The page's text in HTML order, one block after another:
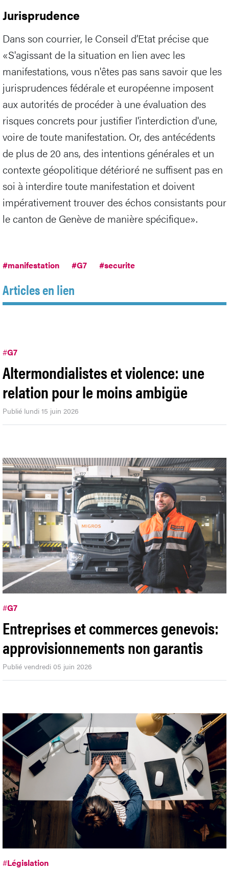
Jurisprudence
Dans son courrier, le Conseil d’Etat précise que
«S'agissant de la situation en lien avec les
manifestations, vous n'êtes pas sans savoir que les
jurisprudences fédérale et européenne imposent
aux autorités de procéder à une évaluation des
risques concrets pour justifier I'interdiction d'une,
voire de toute manifestation. Or, des antécédents
de plus de 20 ans, des intentions générales et un
contexte géopolitique détérioré ne suffisent pas en
soi à interdire toute manifestation et doivent
impérativement trouver des échos consistants pour
le canton de Genève de manière spécifique».
#manifestation #G7 #securite
Articles en lien
#G7
Altermondialistes et violence: une
relation pour le moins ambigüe
Publié lundi 15 juin 2026
#G7
Entreprises et commerces genevois:
approvisionnements non garantis
Publié vendredi 05 juin 2026
#Législation